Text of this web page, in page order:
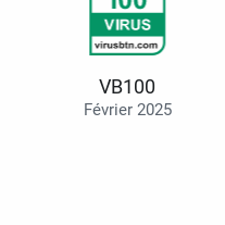
VB100
Février 2025